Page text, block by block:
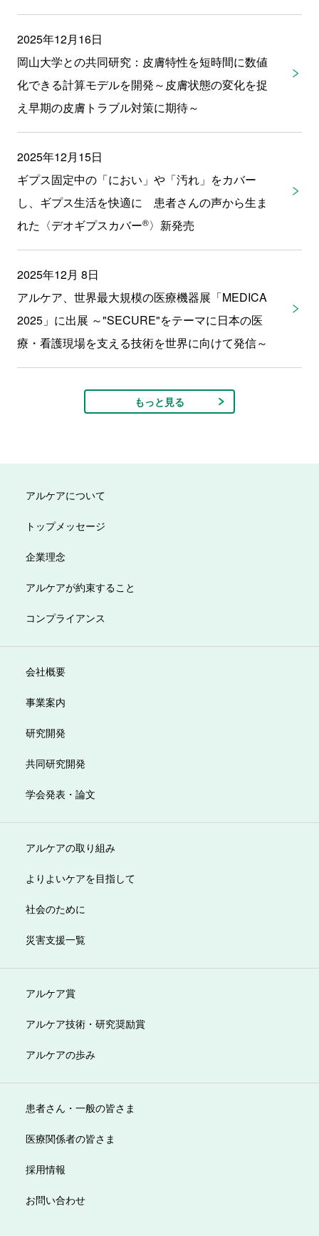
2025年12月16日
岡山大学との共同研究：皮膚特性を短時間に数値
化できる計算モデルを開発～皮膚状態の変化を捉
え早期の皮膚トラブル対策に期待～
2025年12月15日
ギプス固定中の「におい」や「汚れ」をカバー
し、ギプス生活を快適に 患者さんの声から生ま
れた〈デオギプスカバー®〉新発売
2025年12月 8日
アルケア、世界最大規模の医療機器展「MEDICA
2025」に出展 ～"SECURE"をテーマに日本の医
療・看護現場を支える技術を世界に向けて発信～
もっと見る
アルケアについて
トップメッセージ
企業理念
アルケアが約束すること
コンプライアンス
会社概要
事業案内
研究開発
共同研究開発
学会発表・論文
アルケアの取り組み
よりよいケアを目指して
社会のために
災害支援一覧
アルケア賞
アルケア技術・研究奨励賞
アルケアの歩み
患者さん・一般の皆さま
医療関係者の皆さま
採用情報
お問い合わせ